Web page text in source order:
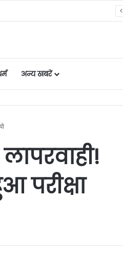
अन्य खबरें
परीक्षा